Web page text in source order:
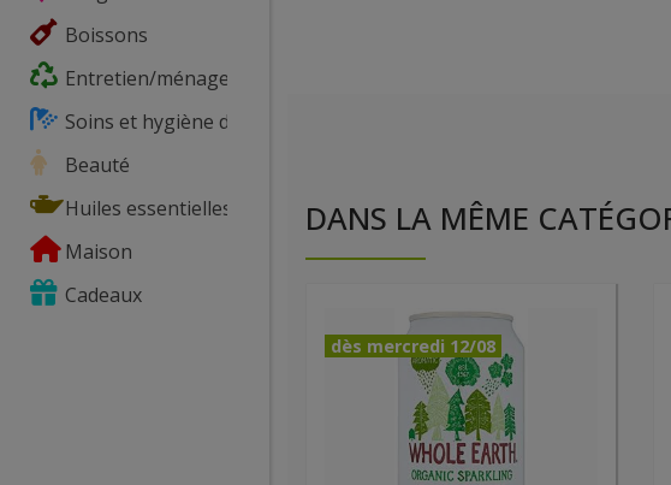
Boissons
Entretien/ménage
Soins et hygiène du corps
Beauté
Huiles essentielles
Maison
Cadeaux
DANS LA MÊME
dès mercredi 12/08